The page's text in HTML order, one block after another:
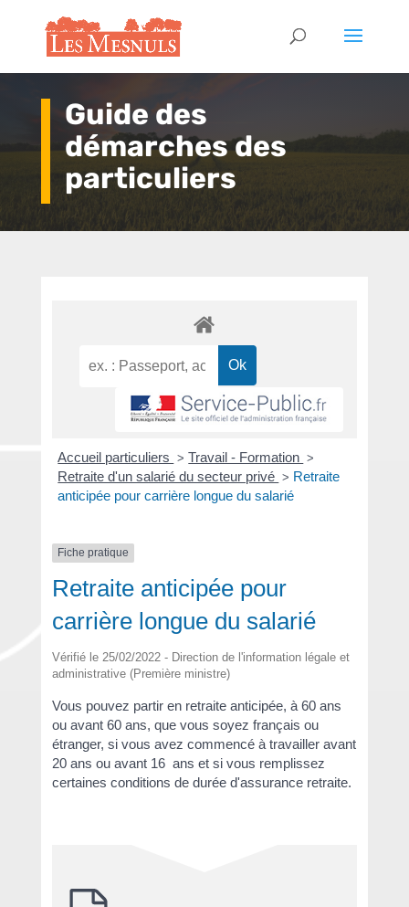
Guide des
démarches des
particuliers
Accueil particuliers > Travail - Formation >
Retraite d'un salarié du secteur privé > Retraite
anticipée pour carrière longue du salarié
Fiche pratique
Retraite anticipée pour
carrière longue du salarié
Vérifié le 25/02/2022 - Direction de l'information légale et
administrative (Première ministre)
Vous pouvez partir en retraite anticipée, à 60 ans
ou avant 60 ans, que vous soyez français ou
étranger, si vous avez commencé à travailler avant
20 ans ou avant 16 ans et si vous remplissez
certaines conditions de durée d'assurance retraite.